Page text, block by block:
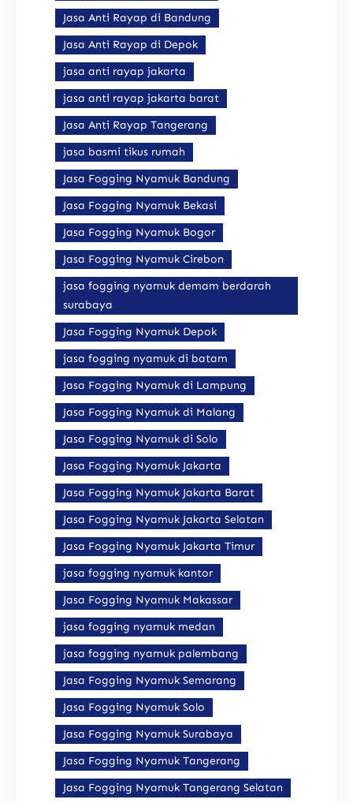
Jasa Anti Rayap di Bandung
Jasa Anti Rayap di Depok
jasa anti rayap jakarta
jasa anti rayap jakarta barat
Jasa Anti Rayap Tangerang
jasa basmi tikus rumah
Jasa Fogging Nyamuk Bandung
Jasa Fogging Nyamuk Bekasi
Jasa Fogging Nyamuk Bogor
Jasa Fogging Nyamuk Cirebon
jasa fogging nyamuk demam berdarah
surabaya
Jasa Fogging Nyamuk Depok
jasa fogging nyamuk di batam
Jasa Fogging Nyamuk di Lampung
Jasa Fogging Nyamuk di Malang
Jasa Fogging Nyamuk di Solo
Jasa Fogging Nyamuk Jakarta
Jasa Fogging Nyamuk Jakarta Barat
Jasa Fogging Nyamuk Jakarta Selatan
Jasa Fogging Nyamuk Jakarta Timur
jasa fogging nyamuk kantor
Jasa Fogging Nyamuk Makassar
jasa fogging nyamuk medan
jasa fogging nyamuk palembang
Jasa Fogging Nyamuk Semarang
Jasa Fogging Nyamuk Solo
Jasa Fogging Nyamuk Surabaya
Jasa Fogging Nyamuk Tangerang
Jasa Fogging Nyamuk Tangerang Selatan